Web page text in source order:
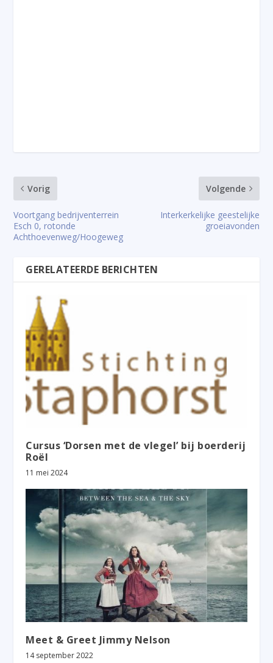
Vorig
Voortgang bedrijventerrein
Esch 0, rotonde
Achthoevenweg/Hoogeweg
Volgende
Interkerkelijke geestelijke
groeiavonden
GERELATEERDE BERICHTEN
Cursus ‘Dorsen met de vlegel’ bij boerderij
Roël
11 mei 2024
Meet & Greet Jimmy Nelson
14 september 2022